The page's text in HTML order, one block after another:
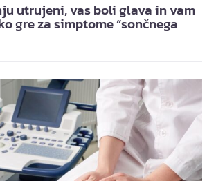
utrujeni, vas boli glava in vam
gre za simptome “sončnega